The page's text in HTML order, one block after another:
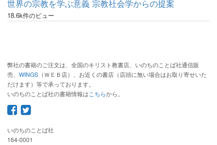
世界の宗教を学ぶ意義 宗教社会学からの提案
18.6k件のビュー
弊社の書籍のご注文は、全国のキリスト教書店、いのちのことば社通信販
売、 WINGS （ＷＥＢ店）、お近くの書店（店頭に無い場合はお取り寄せいた
だけます）等で承っております。
いのちのことば社の書籍情報は こちらから。
いのちのことば社
164-0001